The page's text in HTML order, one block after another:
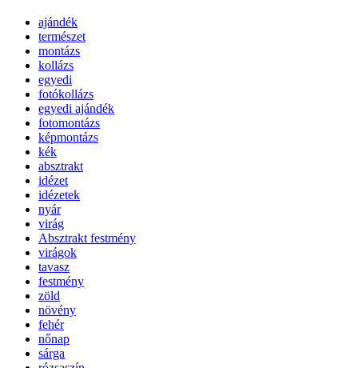
ajándék
természet
montázs
kollázs
egyedi
fotókollázs
egyedi ajándék
fotomontázs
képmontázs
kék
absztrakt
idézet
idézetek
nyár
virág
Absztrakt festmény
virágok
tavasz
festmény
zöld
növény
fehér
nőnap
sárga